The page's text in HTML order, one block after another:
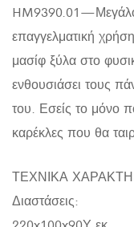
HM9390.01—Μεγάλο
επαγγελματική
μασίφ ξύλα στο
ενθουσιάσει τους
του. Εσείς το μόνο
καρέκλες που θα
ΤΕΧΝΙΚΑ
Διαστάσεις: